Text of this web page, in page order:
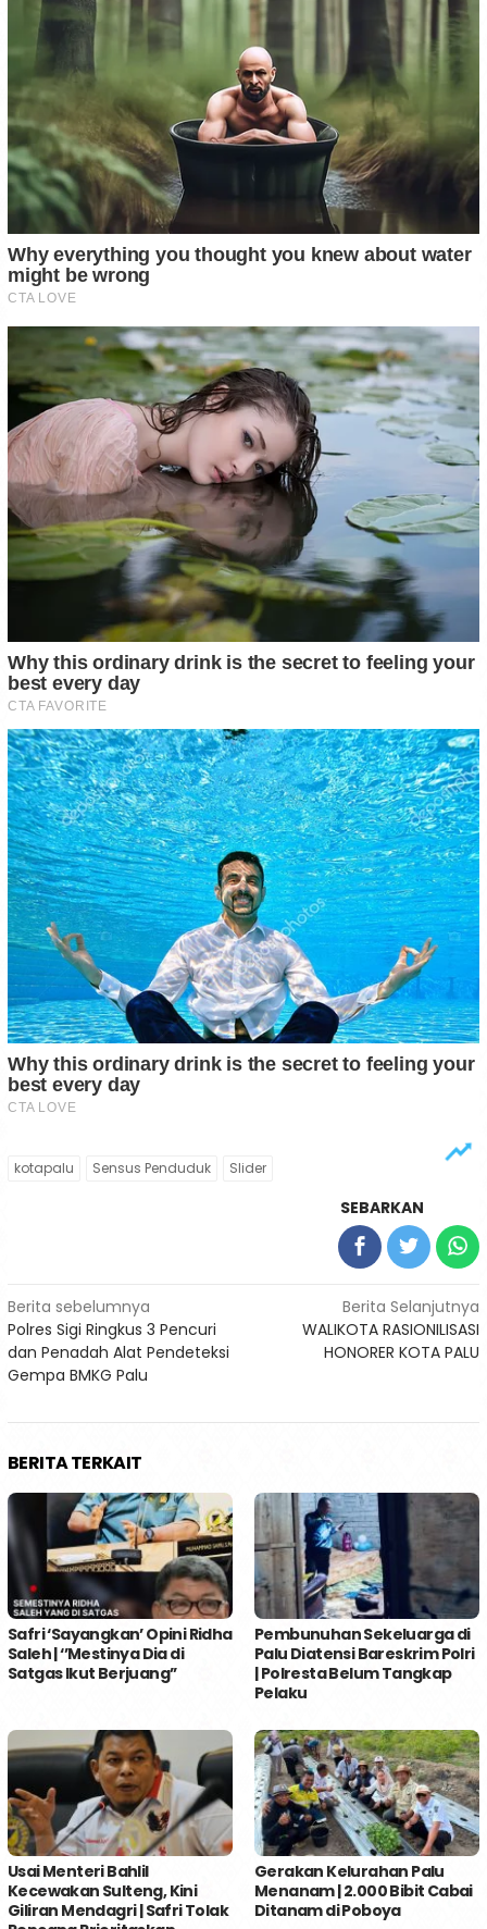
kotapalu Sensus Penduduk Slider
SEBARKAN
Navigasi
pos
Berita sebelumnya
Polres Sigi Ringkus 3 Pencuri
dan Penadah Alat Pendeteksi
Gempa BMKG Palu
Berita Selanjutnya
WALIKOTA RASIONILISASI
HONORER KOTA PALU
BERITA TERKAIT
Safri ‘Sayangkan’ Opini Ridha
Saleh | ‘’Mestinya Dia di
Satgas Ikut Berjuang’’
Pembunuhan Sekeluarga di
Palu Diatensi Bareskrim Polri
| Polresta Belum Tangkap
Pelaku
Usai Menteri Bahlil
Kecewakan Sulteng, Kini
Giliran Mendagri | Safri Tolak
Gerakan Kelurahan Palu
Menanam | 2.000 Bibit Cabai
Ditanam di Poboya